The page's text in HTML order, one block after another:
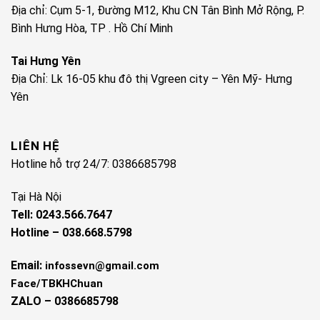
Địa chỉ: Cụm 5-1, Đường M12, Khu CN Tân Bình Mở Rộng, P.
Bình Hưng Hòa, TP . Hồ Chí Minh
Tai Hưng Yên
Địa Chỉ: Lk 16-05 khu đô thị Vgreen city – Yên Mỹ- Hưng
Yên
LIÊN HỆ
Hotline hỗ trợ 24/7: 0386685798
Tại Hà Nội
Tell: 0243.566.7647
Hotline – 038.668.5798
Email: infossevn@gmail.com
Face/TBKHChuan
ZALO – 0386685798